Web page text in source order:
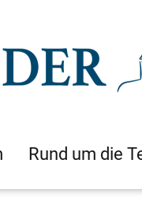
Rund um die